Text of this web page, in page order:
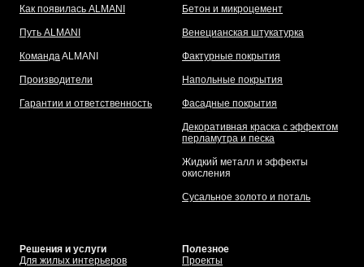
Как появилась ALMANI
Путь ALMANI
КомандаALMANI
Производители
Гарантии и ответственность
Бетон и микроцемент
Венецианская штукатурка
Фактурные покрытия
Напольные покрытия
Фасадные покрытия
Декоративная краска с эффектом
перламутра и песка
Жидкий металл и эффекты
окисления
Сусальное золото и поталь
Решения и услуги
Для жилых интерьеров
Полезное
Проекты